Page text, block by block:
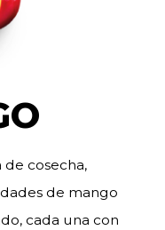
cosecha,
de mango
cada una con